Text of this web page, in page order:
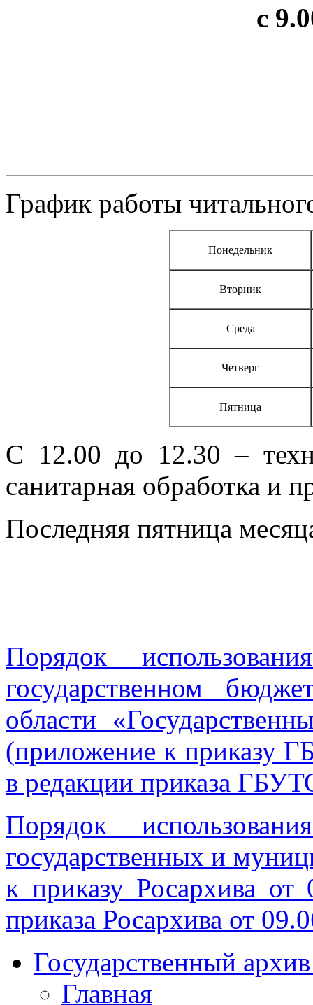
с
График работы
Понедельник
Вторник
Среда
Четверг
Пятница
С 12.00 до 12.30 –
санитарная обработка и
Последняя пятница
Порядок
государственном
области
(приложение к приказу
в редакции приказа
Порядок
государственных и
к приказу Росархива
приказа Росархива от
Государственный
Главная